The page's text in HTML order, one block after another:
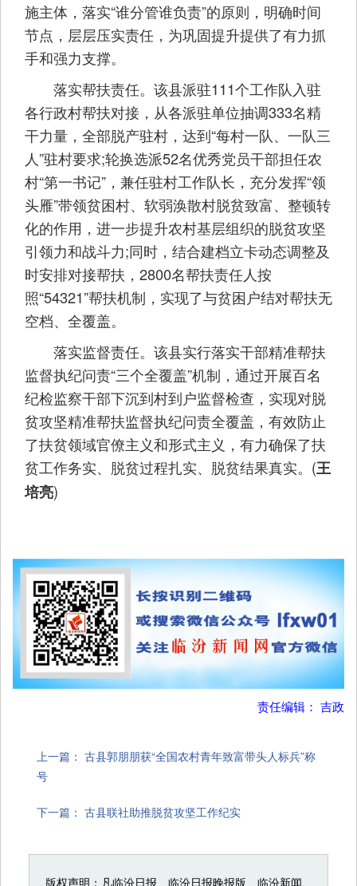
施主体，落实“谁分管谁负责”的原则，明确时间
节点，层层压实责任，为巩固提升提供了有力抓
手和强力支撑。
落实帮扶责任。该县派驻111个工作队入驻
各行政村帮扶对接，从各派驻单位抽调333名精
干力量，全部脱产驻村，达到“每村一队、一队三
人”驻村要求;轮换选派52名优秀党员干部担任农
村“第一书记”，兼任驻村工作队长，充分发挥“领
头雁”带领贫困村、软弱涣散村脱贫致富、整顿转
化的作用，进一步提升农村基层组织的脱贫攻坚
引领力和战斗力;同时，结合建档立卡动态调整及
时安排对接帮扶，2800名帮扶责任人按
照“54321”帮扶机制，实现了与贫困户结对帮扶无
空档、全覆盖。
落实监督责任。该县实行落实干部精准帮扶
监督执纪问责“三个全覆盖”机制，通过开展百名
纪检监察干部下沉到村到户监督检查，实现对脱
贫攻坚精准帮扶监督执纪问责全覆盖，有效防止
了扶贫领域官僚主义和形式主义，有力确保了扶
贫工作务实、脱贫过程扎实、脱贫结果真实。(王
培亮)
责任编辑： 吉政
上一篇： 古县郭朋朋获“全国农村青年致富带头人标兵”称
号
下一篇： 古县联社助推脱贫攻坚工作纪实
版权声明：凡临汾日报、临汾日报晚报版、临汾新闻